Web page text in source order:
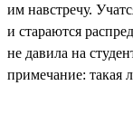
им навстречу.
и стараются
не давила на
примечание: такая